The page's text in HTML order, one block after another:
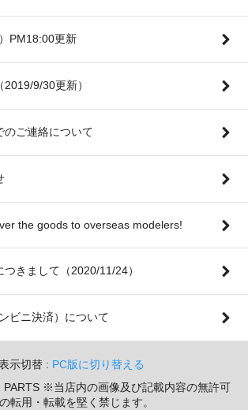
PM18:00更新
9/30更新）
のご連絡について
the goods to overseas modelers!
きまして（2020/11/24）
ビニ決済）について
示切替 : PC版に切り替える
※当店内の画像及び記載内容の無許可
転用・転載を堅く禁じます。